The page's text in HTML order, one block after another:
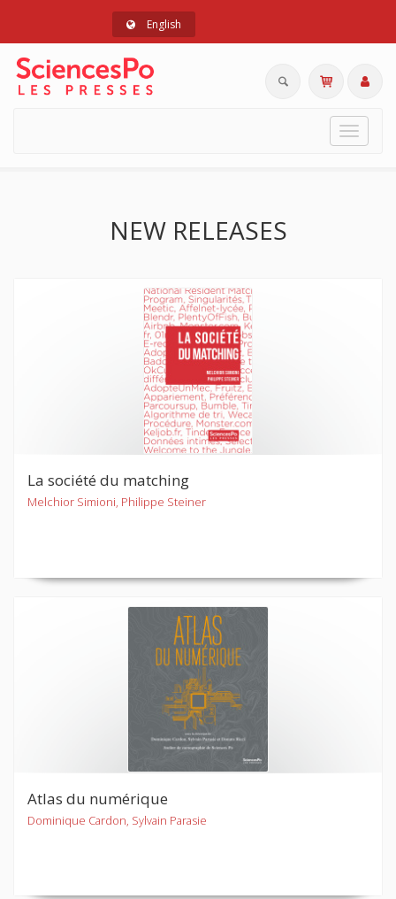
English
Toggle
NEW RELEASES
La société du matching
Melchior Simioni, Philippe Steiner
Atlas du numérique
Dominique Cardon, Sylvain Parasie